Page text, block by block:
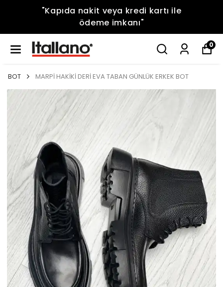
"Kapıda nakit veya kredi kartı ile
ödeme imkanı"
0
BOT MARPİ HAKİKİ DERİ EVA TABAN GÜNLÜK ERKEK BOT